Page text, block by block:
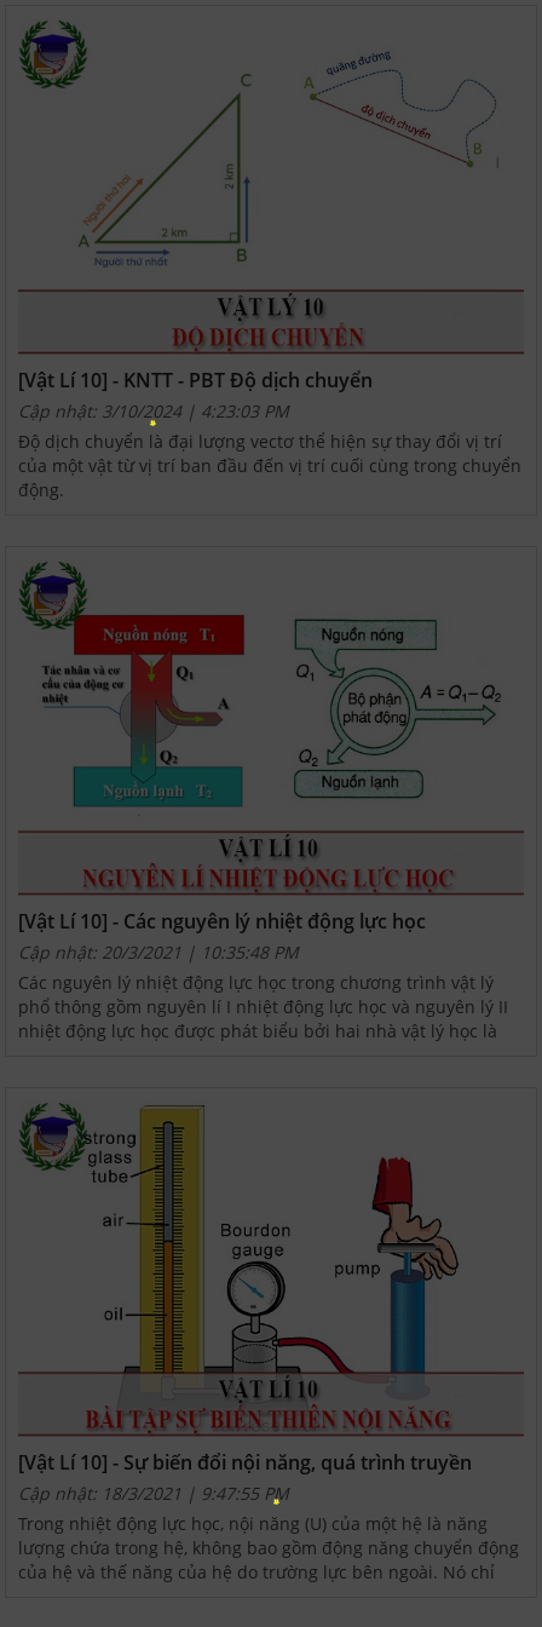
[Vật Lí 10] - KNTT - PBT Độ dịch chuyển
Cập nhật: 3/10/2024 | 4:23:03 PM
Độ dịch chuyển là đại lượng vectơ thể hiện sự thay đổi vị trí
của một vật từ vị trí ban đầu đến vị trí cuối cùng trong chuyển
động.
[Vật Lí 10] - Các nguyên lý nhiệt động lực học
Cập nhật: 20/3/2021 | 10:35:48 PM
Các nguyên lý nhiệt động lực học trong chương trình vật lý
phổ thông gồm nguyên lí I nhiệt động lực học và nguyên lý II
nhiệt động lực học được phát biểu bởi hai nhà vật lý học là
[Vật Lí 10] - Sự biến đổi nội năng, quá trình truyền
nhiệt
Cập nhật: 18/3/2021 | 9:47:55 PM
Trong nhiệt động lực học, nội năng (U) của một hệ là năng
lượng chứa trong hệ, không bao gồm động năng chuyển động
của hệ và thế năng của hệ do trường lực bên ngoài. Nó chỉ